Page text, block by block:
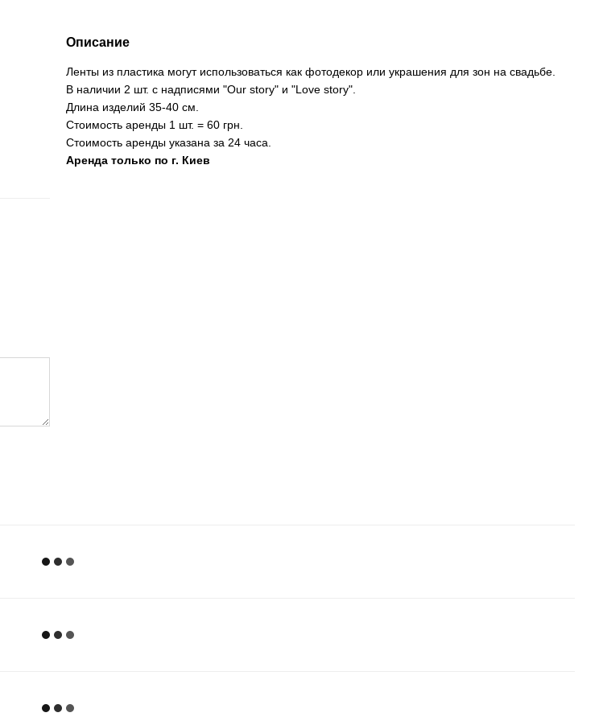
Описание
Ленты из пластика могут использоваться как фотодекор или украшения для зон на свадьбе.
В наличии 2 шт. с надписями "Our story" и "Love story".
Длина изделий 35-40 см.
Стоимость аренды 1 шт. = 60 грн.
Стоимость аренды указана за 24 часа.
Аренда только по г. Киев